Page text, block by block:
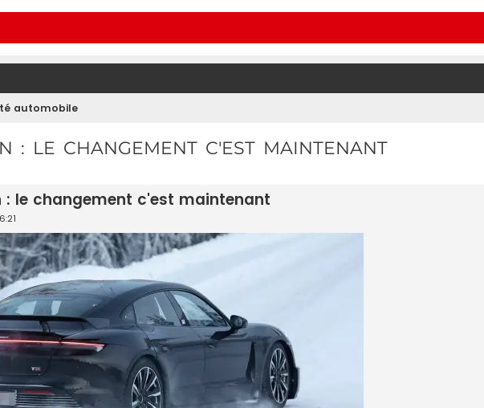
automobile
: LE CHANGEMENT C'EST MAINTENANT
: le changement c'est maintenant